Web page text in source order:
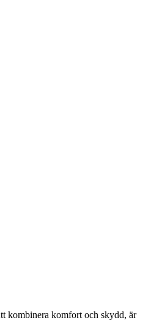
kombinera komfort och skydd, är